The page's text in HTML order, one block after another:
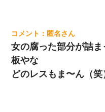
匿名
女の腐った部分が詰
板やな
どのレスもま〜ん（笑